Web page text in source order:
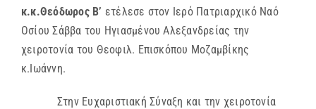
κ.κ.Θεόδωρος Β’ ετέλεσε στον Ιερό Πατριαρχικό Ναό
Οσίου Σάββα του Ηγιασμένου Αλεξανδρείας την
χειροτονία του Θεοφιλ. Επισκόπου Μοζαμβίκης
κ.Ιωάννη.
Στην Ευχαριστιακή Σύναξη και την χειροτονία